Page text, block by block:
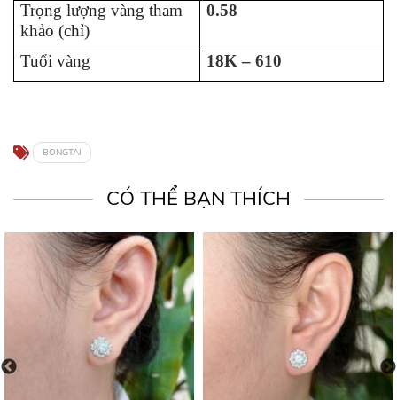
Trọng lượng vàng tham
khảo (chỉ)
0.58
Tuổi vàng 18K – 610
BONGTAI
CÓ THỂ BẠN THÍCH